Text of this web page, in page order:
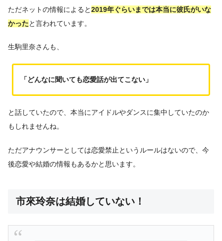
ただネットの情報によると2019年ぐらいまでは本当に彼氏がいな
かったと言われています。
生駒里奈さんも、
「どんなに聞いても恋愛話が出てこない」
と話していたので、本当にアイドルやダンスに集中していたのか
もしれませんね。
ただアナウンサーとしては恋愛禁止というルールはないので、今
後恋愛や結婚の情報もあるかと思います。
市來玲奈は結婚していない！